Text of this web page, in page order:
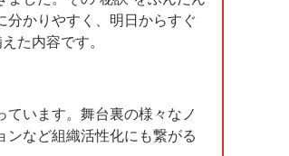
かりやすく、明日からすぐ
た内容です。
います。舞台裏の様々なノ
など組織活性化にも繋がる